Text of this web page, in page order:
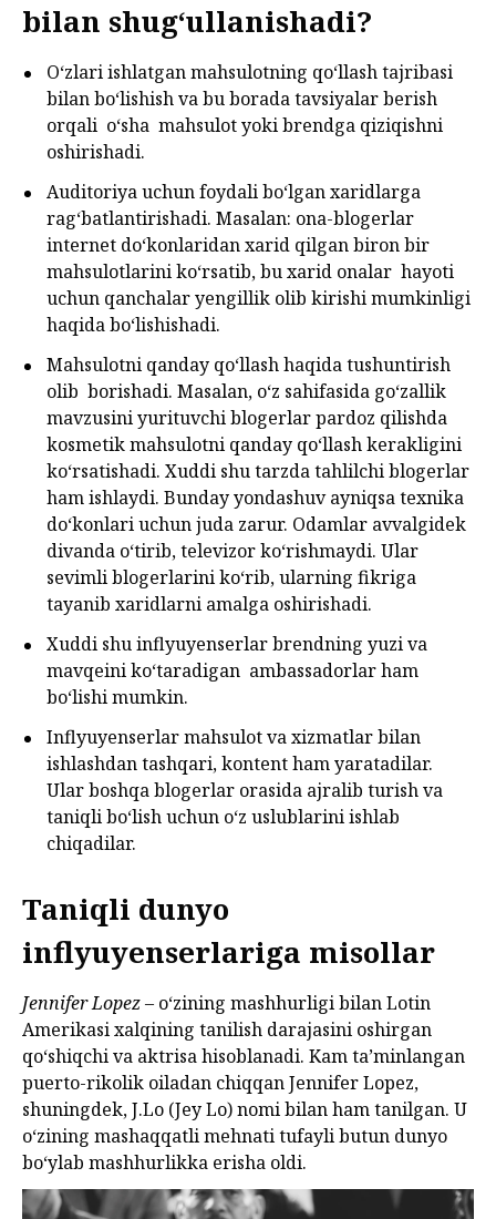
bilan shug‘ullanishadi?
O‘zlari ishlatgan mahsulotning qo‘llash tajribasi
bilan bo‘lishish va bu borada tavsiyalar berish
orqali o‘sha mahsulot yoki brendga qiziqishni
oshirishadi.
Auditoriya uchun foydali bo‘lgan xaridlarga
rag‘batlantirishadi. Masalan: ona-blogerlar
internet do‘konlaridan xarid qilgan biron bir
mahsulotlarini ko‘rsatib, bu xarid onalar hayoti
uchun qanchalar yengillik olib kirishi mumkinligi
haqida bo‘lishishadi.
Mahsulotni qanday qo‘llash haqida tushuntirish
olib borishadi. Masalan, o‘z sahifasida go‘zallik
mavzusini yurituvchi blogerlar pardoz qilishda
kosmetik mahsulotni qanday qo‘llash kerakligini
ko‘rsatishadi. Xuddi shu tarzda tahlilchi blogerlar
ham ishlaydi. Bunday yondashuv ayniqsa texnika
do‘konlari uchun juda zarur. Odamlar avvalgidek
divanda o‘tirib, televizor ko‘rishmaydi. Ular
sevimli blogerlarini ko‘rib, ularning fikriga
tayanib xaridlarni amalga oshirishadi.
Xuddi shu inflyuyenserlar brendning yuzi va
mavqeini ko‘taradigan ambassadorlar ham
bo‘lishi mumkin.
Inflyuyenserlar mahsulot va xizmatlar bilan
ishlashdan tashqari, kontent ham yaratadilar.
Ular boshqa blogerlar orasida ajralib turish va
taniqli bo‘lish uchun o‘z uslublarini ishlab
chiqadilar.
Taniqli dunyo
inflyuyenserlariga misollar
Jennifer Lopez– o‘zining mashhurligi bilan Lotin
Amerikasi xalqining tanilish darajasini oshirgan
qo‘shiqchi va aktrisa hisoblanadi. Kam ta’minlangan
puerto-rikolik oiladan chiqqan Jennifer Lopez,
shuningdek, J.Lo (Jey Lo) nomi bilan ham tanilgan. U
o‘zining mashaqqatli mehnati tufayli butun dunyo
bo‘ylab mashhurlikka erisha oldi.